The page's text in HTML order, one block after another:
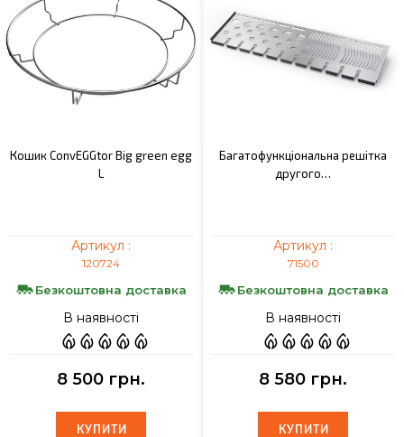
Кошик ConvEGGtor Big green egg
L
Артикул :
120724
Безкоштовна доставка
В наявності
8 500 грн.
КУПИТИ
КУПИТИ
Багатофункціональна решітка
другого…
Артикул :
71500
Безкоштовна доставка
В наявності
8 580 грн.
КУПИТИ
КУПИТИ